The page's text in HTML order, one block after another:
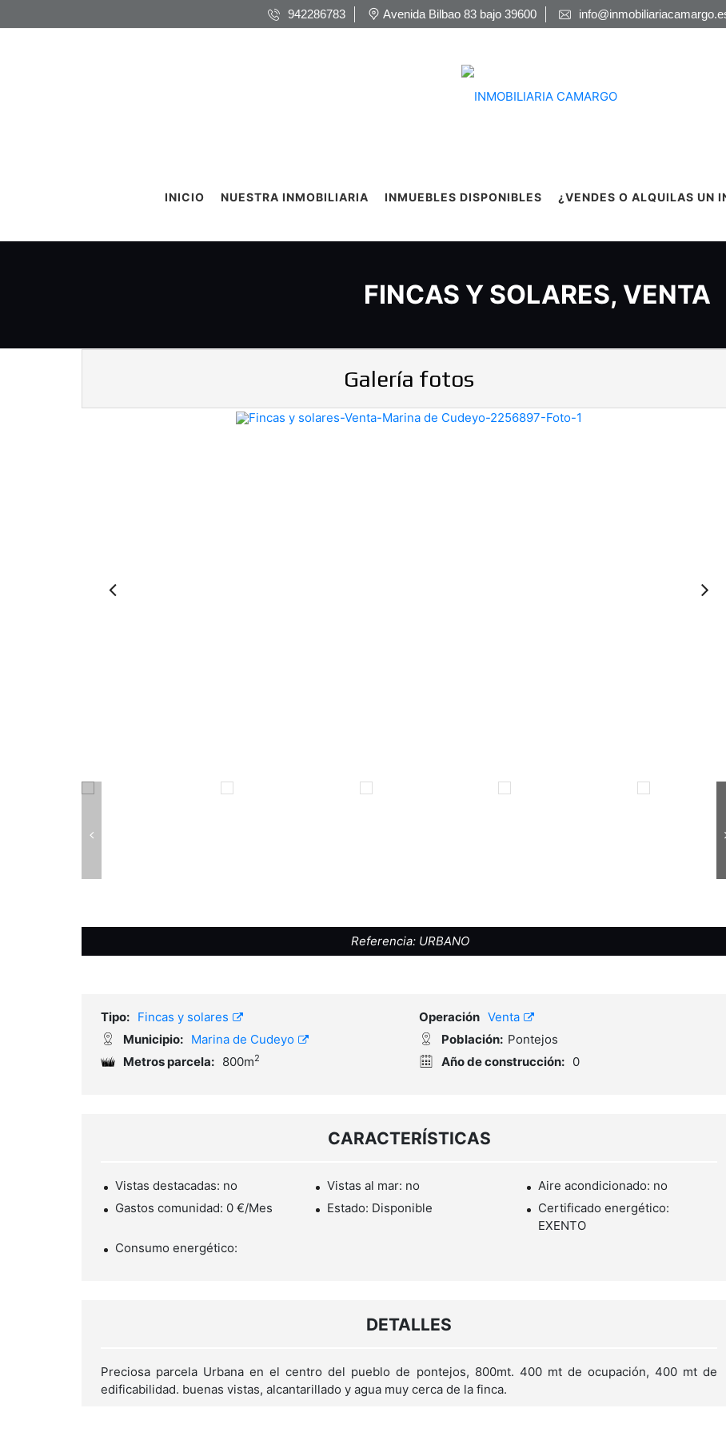
942286783 Avenida Bilbao 83 bajo 39600
INICIO NUESTRA INMOBILIARIA INMUEBLES DISPONIBLES ¿VENDES O ALQUILAS UN
FINCAS Y SOLARES, VENTA
Galería fotos
Referencia: URBANO
Tipo: Fincas y solares Operación Venta
Municipio: Marina de Cudeyo Población: Pontejos
Metros parcela: 800m2 Año de construcción: 0
CARACTERÍSTICAS
Vistas destacadas: no Vistas al mar: no
Aire acondicionado: no
Gastos comunidad: 0 €/Mes
Estado: Disponible
Certificado energético:
EXENTO
Consumo energético:
DETALLES
Preciosa parcela Urbana en el centro del pueblo de pontejos, 800mt. 400 mt de ocupación, 400 mt de
edificabilidad. buenas vistas, alcantarillado y agua muy cerca de la finca.